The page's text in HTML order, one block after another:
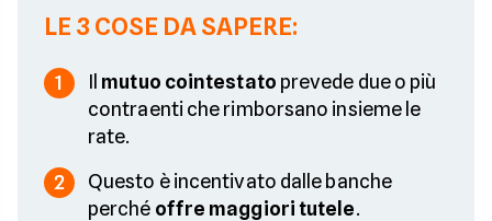
LE 3 COSE DA SAPERE:
1 Il mutuo cointestato prevede due o più
contraenti che rimborsano insieme le
rate.
2
Questo è incentivato dalle banche
perché offre maggiori tutele.